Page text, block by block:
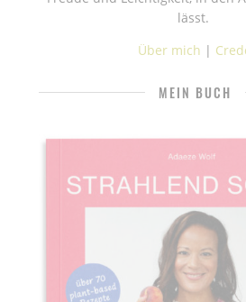
lässt.
Über mich |
MEIN BUCH